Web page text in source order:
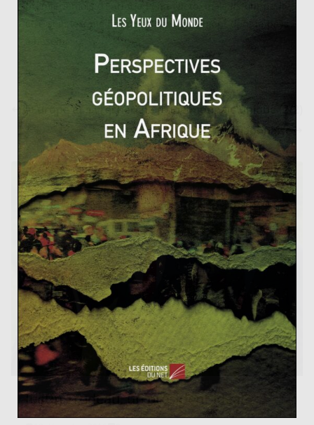
premiers mois d’Enrique Peña Nieto, mais ils ont peut-
être sous-estimé l’ampleur du mouvement dont le pays
a besoin.
L’Europe et sa recherche d’une monnaie unique (2/2)
La déflation japonaise
Justin Trudeau, un président idéal?